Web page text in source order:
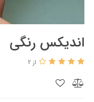
اندیکس رنگی
از 2